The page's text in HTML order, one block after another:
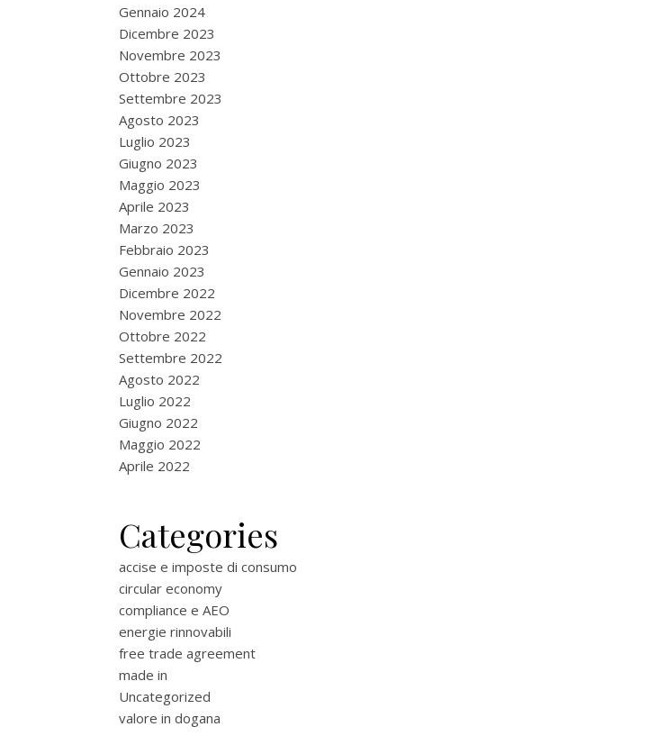
Gennaio 2024
Dicembre 2023
Novembre 2023
Ottobre 2023
Settembre 2023
Agosto 2023
Luglio 2023
Giugno 2023
Maggio 2023
Aprile 2023
Marzo 2023
Febbraio 2023
Gennaio 2023
Dicembre 2022
Novembre 2022
Ottobre 2022
Settembre 2022
Agosto 2022
Luglio 2022
Giugno 2022
Maggio 2022
Aprile 2022
Categories
accise e imposte di consumo
circular economy
compliance e AEO
energie rinnovabili
free trade agreement
made in
Uncategorized
valore in dogana